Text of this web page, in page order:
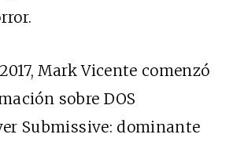
Mark Vicente comenzó
sobre DOS
Submissive: dominante